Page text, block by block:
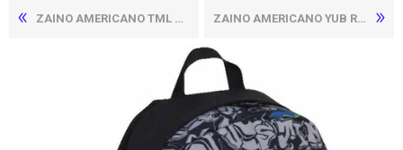
ZAINO AMERICANO TML NERO ZAINO AMERICANO YUB REVERSIBILE SVALVOLATI AZZURRO